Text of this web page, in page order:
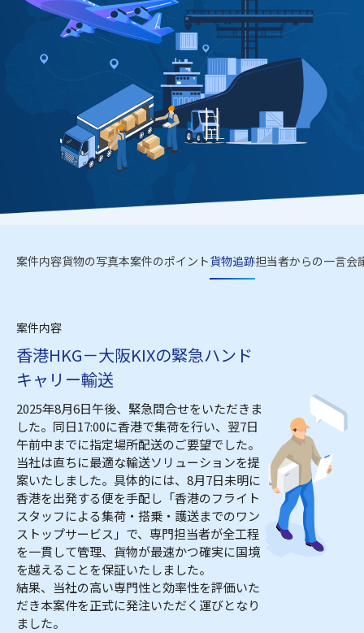
案件内容貨物の写真本案件のポイント貨物追跡担当者からの一言会
案件内容
香港HKG－大阪KIXの緊急ハンド
キャリー輸送
2025年8月6日午後、緊急問合せをいただきま
した。同日17:00に香港で集荷を行い、翌7日
午前中までに指定場所配送のご要望でした。
当社は直ちに最適な輸送ソリューションを提
案いたしました。具体的には、8月7日未明に
香港を出発する便を手配し「香港のフライト
スタッフによる集荷・搭乗・護送までのワン
ストップサービス」で、専門担当者が全工程
を一貫して管理、貨物が最速かつ確実に国境
を越えることを保証いたしました。
結果、当社の高い専門性と効率性を評価いた
だき本案件を正式に発注いただく運びとなり
ました。